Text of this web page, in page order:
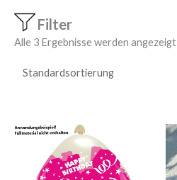
Filter
Alle 3 Ergebnisse werden angezeigt